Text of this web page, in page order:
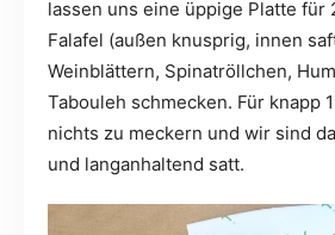
lassen uns eine üppige Platte für
Falafel (außen knusprig, innen
Weinblättern, Spinatröllchen,
Tabouleh schmecken. Für knapp
nichts zu meckern und wir sind
und langanhaltend satt.